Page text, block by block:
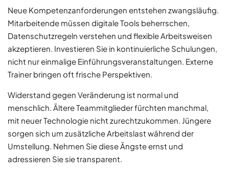
Neue Kompetenzanforderungen entstehen zwangsläufig.
Mitarbeitende müssen digitale Tools beherrschen,
Datenschutzregeln verstehen und flexible Arbeitsweisen
akzeptieren. Investieren Sie in kontinuierliche Schulungen,
nicht nur einmalige Einführungsveranstaltungen. Externe
Trainer bringen oft frische Perspektiven.
Widerstand gegen Veränderung ist normal und
menschlich. Ältere Teammitglieder fürchten manchmal,
mit neuer Technologie nicht zurechtzukommen. Jüngere
sorgen sich um zusätzliche Arbeitslast während der
Umstellung. Nehmen Sie diese Ängste ernst und
adressieren Sie sie transparent.